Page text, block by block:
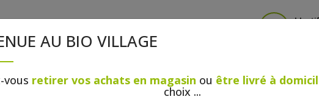
AU BIO VILLAGE
vous retirer vos achats en magasin ou être livré à
choix ...